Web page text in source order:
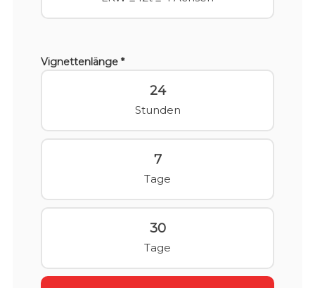
Vignettenlänge *
24
Stunden
7
Tage
30
Tage